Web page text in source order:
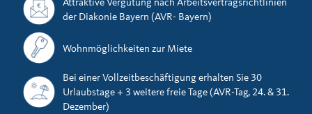
der Diakonie Bayern (AVR- Bayern)
Wohnmöglichkeiten zur Miete
Bei einer Vollzeitbeschäftigung erhalten Sie 30
Urlaubstage + 3 weitere freie Tage (AVR-Tag, 24. & 31.
Dezember)